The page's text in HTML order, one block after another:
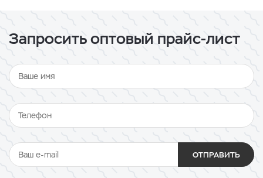
Запросить оптовый прайс-лист
ОТПРАВИТЬ